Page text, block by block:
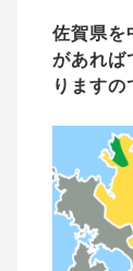
佐賀県を
があれば
りますの